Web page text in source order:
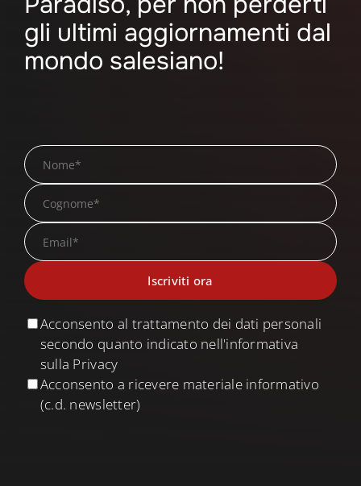
gli ultimi aggiornamenti dal
mondo salesiano!
Acconsento al trattamento dei dati personali
secondo quanto indicato nell'informativa
sulla Privacy
Acconsento a ricevere materiale informativo
(c.d. newsletter)